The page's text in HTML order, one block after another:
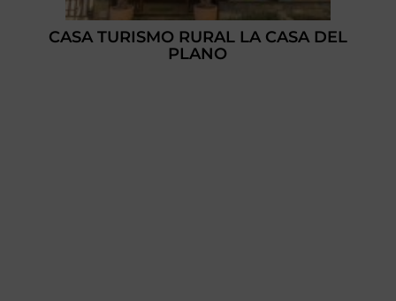
CASA TURISMO RURAL LA CASA DEL
PLANO